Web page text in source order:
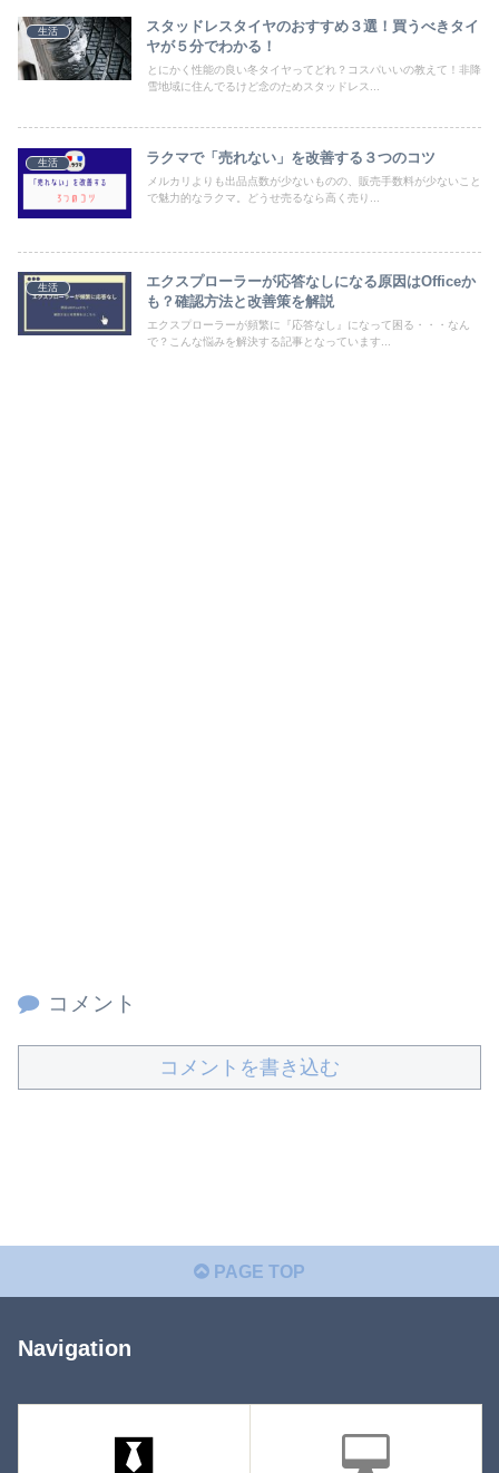
生活
スタッドレスタイヤのおすすめ３選！買うべきタイ
ヤが５分でわかる！
とにかく性能の良い冬タイヤってどれ？コスパいいの教えて！非降
雪地域に住んでるけど念のためスタッドレス...
生活 ラクマで「売れない」を改善する３つのコツ
メルカリよりも出品点数が少ないものの、販売手数料が少ないこと
で魅力的なラクマ。どうせ売るなら高く売り...
生活
エクスプローラーが応答なしになる原因はOfficeか
も？確認方法と改善策を解説
エクスプローラーが頻繁に『応答なし』になって困る・・・なん
で？こんな悩みを解決する記事となっています...
コメント
コメントを書き込む
PAGE TOP
Navigation